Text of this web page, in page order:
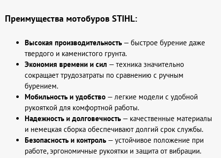
Преимущества мотобуров STIHL:
Высокая производительность — быстрое бурение даже
твердого и каменистого грунта.
Экономия времени и сил — техника значительно
сокращает трудозатраты по сравнению с ручным
бурением.
Мобильность и удобство — легкие модели с удобной
рукояткой для комфортной работы.
Надежность и долговечность — качественные материалы
и немецкая сборка обеспечивают долгий срок службы.
Безопасность и контроль — устойчивое положение при
работе, эргономичные рукоятки и защита от вибрации.